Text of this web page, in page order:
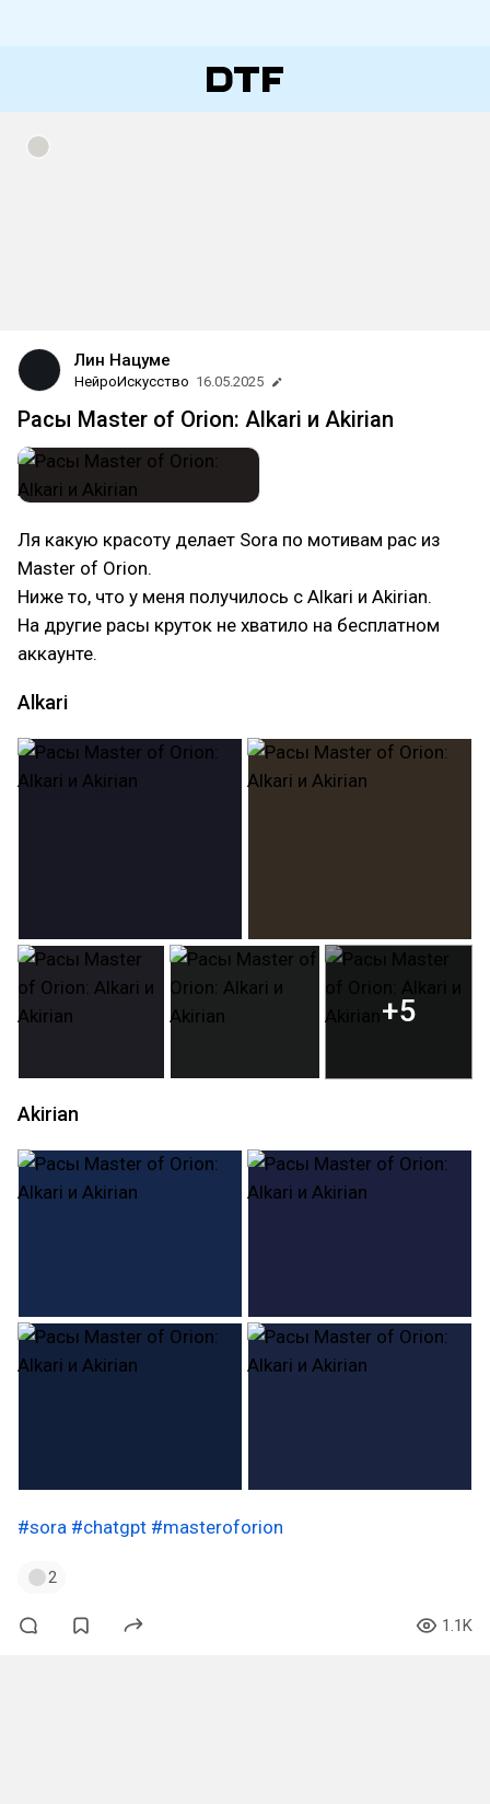
Лин Нацуме
НейроИскусство 16.05.2025
Расы Master of Orion: Alkari и Akirian
Ля какую красоту делает Sora по мотивам рас из
Master of Orion.
Ниже то, что у меня получилось с Alkari и Akirian.
На другие расы круток не хватило на бесплатном
аккаунте.
Alkari
+5
Akirian
#sora #chatgpt #masteroforion
2
1.1K